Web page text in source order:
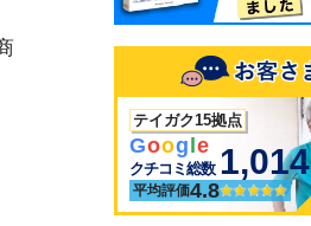
テイガク15拠点
Goog le
クチコミ総数 1,014
平均評価4.8